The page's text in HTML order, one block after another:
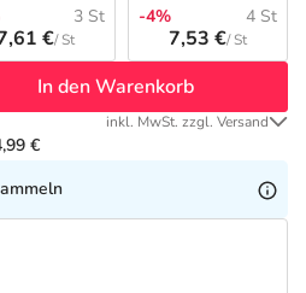
3 St
€/ St
-4% 4 St
7,53 €/ St
In den Warenkorb
inkl. MwSt. zzgl. Versand
€